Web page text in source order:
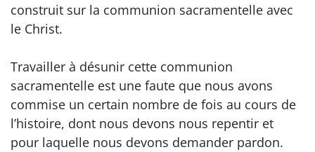
construit sur la communion sacramentelle avec
le Christ.
Travailler à désunir cette communion
sacramentelle est une faute que nous avons
commise un certain nombre de fois au cours de
l’histoire, dont nous devons nous repentir et
pour laquelle nous devons demander pardon.